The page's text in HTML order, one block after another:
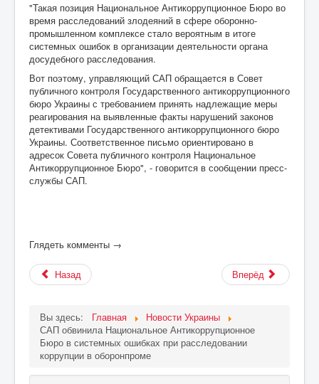
"Такая позиция Национальное Антикоррупционное Бюро во
время расследований злодеяний в сфере оборонно-
промышленном комплексе стало вероятным в итоге
системных ошибок в организации деятельности органа
досудебного расследования.
Вот поэтому, управляющий САП обращается в Совет
публичного контроля Государственного антикоррупционного
бюро Украины с требованием принять надлежащие меры
реагирования на выявленные факты нарушений законов
детективами Государственного антикоррупционного бюро
Украины. Соответственное письмо ориентировано в
адресок Совета публичного контроля Национальное
Антикоррупционное Бюро", - говорится в сообщении пресс-
службы САП.
Глядеть комменты →
Назад Вперёд
Вы здесь: Главная
Новости Украины
САП обвинила Национальное Антикоррупционное
Бюро в системных ошибках при расследовании
коррупции в оборонпроме